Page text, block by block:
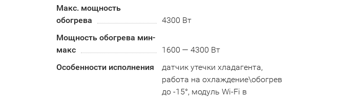
Макс. мощность
обогрева
4300 Вт
Мощность обогрева мин-
макс
1600 — 4300 Вт
Особенности исполнения
датчик утечки хладагента,
работа на охлаждение\обогрев
до -15°, модуль Wi-Fi в